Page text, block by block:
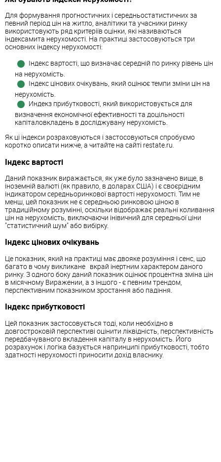
Для формування прогностичних і середньостатистичних за
певний період цін на житло, аналітики та учасники ринку
використовують ряд критеріїв оцінки, які називаються
індексамита нерухомості. На практиці застосовуються три
основних індексу нерухомості:
Індекс вартості, що визначає середній по ринку рівень цін
на нерухомість.
Індекс цінових очікувань, який оцінює темпи зміни цін на
нерухомість.
Индекз прибутковості, який використовується для
визначення економічної ефективності та доцільності
капіталовкладень в досліджувану нерухомість.
Як ці індекси розраховуються і застосовуються спробуємо
коротко описати нижче, а читайте на сайті restate.ru.
Індекс вартості
Даний показник виражається, як уже було зазначено вище, в
іноземній валюті (як правило, в доларах США) і є своєрідним
індикатором середньоринкової вартості нерухомості. Тим не
менш, цей показник не є середньою ринковою ціною в
традиційному розумінні, оскільки відображає реальні коливання
цін на нерухомість, виключаючи інівичний для середньої ціни
"статистичний шум" або вибірку.
Індекс цінових очікувань
Це показник, який на практиці має двояке розуміння і сенс, що
багато в чому викликане вкрай інертним характером даного
ринку. З одного боку даний показник оцінює процентна зміна цін
в місячному Виражении, а з іншого - є певним трендом,
перспективним показником зростання або падіння.
Індекс прибутковості
Цей показник застосовується тоді, коли необхідно в
довгостроковій перспективі оцінити ліквідність, перспективність
передбачуваного вкладення капіталу в нерухомість. Його
розрахунок і логіка базується напринципі прибутковості, тобто
здатності нерухомості приносити дохід власнику.